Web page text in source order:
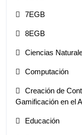
7EGB
8EGB
Ciencias
Computación
Creación de
Gamificación en el
Educación